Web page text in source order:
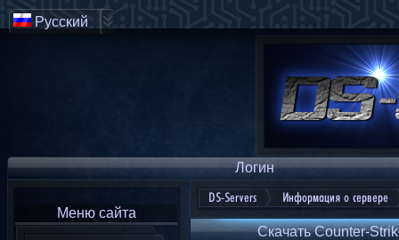
Логин
Меню сайта
DS-Servers Информация о сервере
Скачать Counter-
Русский